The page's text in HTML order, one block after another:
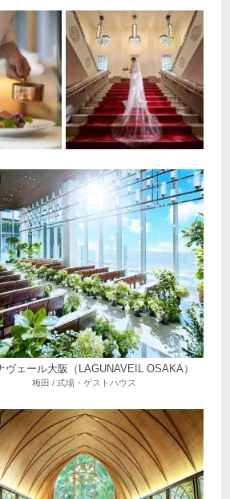
ヴェール大阪（LAGUNAVEIL OSAKA）
梅田 / 式場・ゲストハウス